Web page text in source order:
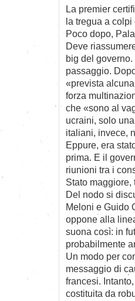
La premier
la tregua a colpi
Poco dopo,
Deve
big del
passaggio.
«prevista
forza
che «sono al
ucraini, solo
italiani, invece,
Eppure, era
prima. E il
riunioni tra i
Stato
Del nodo si
Meloni e Guido
oppone alla
suona così: in
probabilmente
Un modo per
messaggio di
francesi.
costituita da